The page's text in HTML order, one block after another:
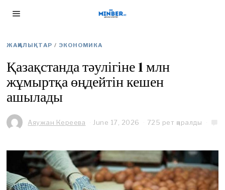
ЖАҢАЛЫҚТАР / ЭКОНОМИКА
Қазақстанда тәулігіне 1 млн
жұмыртқа өңдейтін кешен
ашылады
Аяужан Кереева June 17, 2026
e
7
,
2
725 рет қаралды